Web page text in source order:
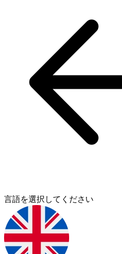
言語を選択してください